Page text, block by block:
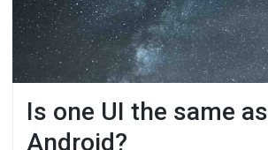
Is one UI the same as
Android?